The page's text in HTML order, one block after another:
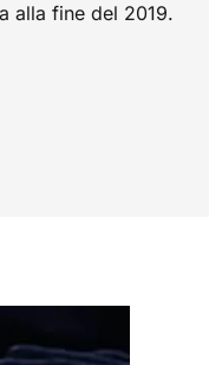
alla fine del 2019.